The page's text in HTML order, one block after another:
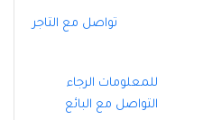
تواصل مع التاجر
للمعلومات الرجاء
التواصل مع البائع